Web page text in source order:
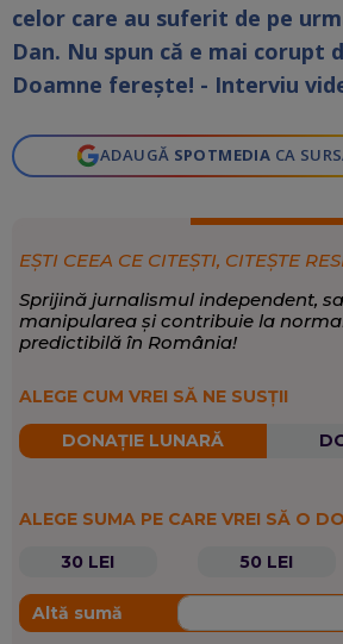
celor care au suferit de pe
Dan. Nu spun că e mai corupt
Doamne ferește! - Interviu
ADAUGĂ SPOTMEDIA CA
EȘTI CEEA CE CITEȘTI, CITEȘTE
Sprijină jurnalismul independent,
manipularea și contribuie la
predictibilă în România!
ALEGE CUM VREI SĂ NE SUSȚII
DONAȚIE LUNARĂ
ALEGE SUMA PE CARE VREI SĂ O
30 LEI
50 LEI
Altă sumă